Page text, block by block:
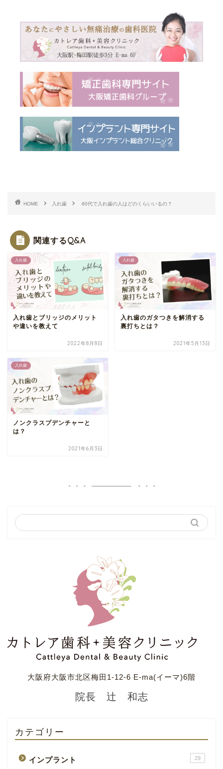
HOME 入れ歯 60代で入れ歯の人はどのくらいいるの？
関連するQ&A
入れ歯
入れ歯とブリッジのメリット
や違いを教えて
2022年8月8日
入れ歯
入れ歯のガタつきを解消する
裏打ちとは？
2021年5月13日
入れ歯
ノンクラスプデンチャーと
は？
2021年6月3日
大阪府大阪市北区梅田1-12-6 E-ma(イーマ)6階
院長 辻 和志
カテゴリー
インプラント 29